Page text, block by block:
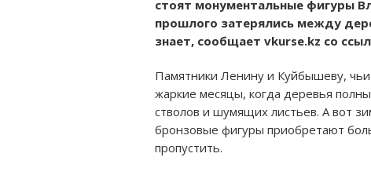
стоят монументальные фигуры
прошлого затерялись между
знает, сообщает vkurse.kz со
Памятники Ленину и Куйбышеву, чьи
жаркие месяцы, когда деревья
стволов и шумящих листьев. А вот
бронзовые фигуры приобретают
пропустить.